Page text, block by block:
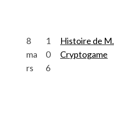
8
ma
rs
1
0
6
Histoire de M.
Cryptogame